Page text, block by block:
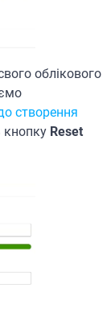
облікового
створення
кнопку Reset